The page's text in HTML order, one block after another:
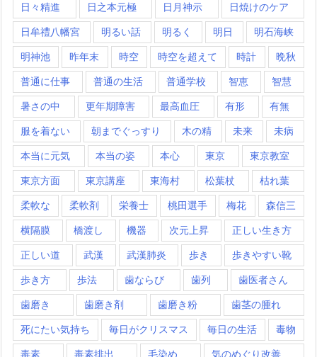
日々精進 日之本元極 日月神示 日焼けのケア
日牟禮八幡宮 明るい話 明るく 明日 明石海峡
明神池 昨年末 時空 時空を超えて 時計 晩秋
普通に仕事 普通の生活 普通学校 智恵 智慧
暑さの中 更年期障害 最高血圧 有形 有無
服を着ない 朝までぐっすり 木の精 未来 未病
本当に元気 本当の姿 本心 東京 東京教室
東京方面 東京講座 東海村 松葉杖 枯れ葉
柔軟な 柔軟剤 栄養士 桃田選手 梅花 森信三
横隔膜 橋渡し 機器 次元上昇 正しい生き方
正しい道 武漢 武漢肺炎 歩き 歩きやすい靴
歩き方 歩法 歯ならび 歯列 歯医者さん
歯磨き 歯磨き剤 歯磨き粉 歯茎の腫れ
死にたい気持ち 毎日がクリスマス 毎日の生活 毒物
毒素 毒素排出 毛染め 気のめぐり改善